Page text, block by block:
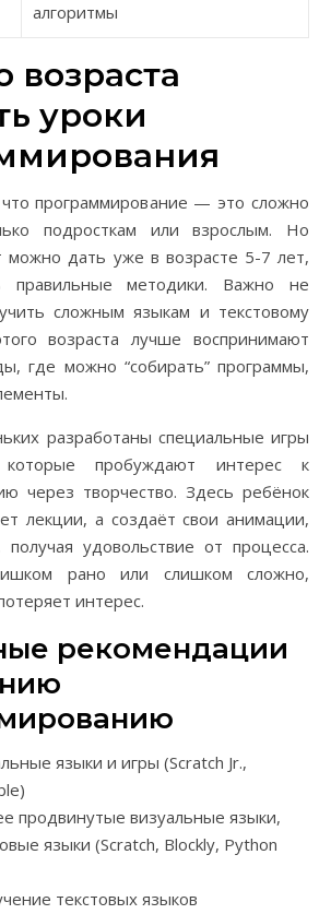
алгоритмы
возраста
уроки
программирование — это сложно
подросткам или взрослым. Но
можно дать уже в возрасте 5-7 лет,
правильные методики. Важно не
сложным языкам и текстовому
возраста лучше воспринимают
где можно “собирать” программы,
разработаны специальные игры
пробуждают интерес к
через творчество. Здесь ребёнок
лекции, а создаёт свои анимации,
удовольствие от процесса.
рано или слишком сложно,
интерес.
рекомендации
языки и игры (Scratch Jr.,
продвинутые визуальные языки,
языки (Scratch, Blockly, Python
текстовых языков